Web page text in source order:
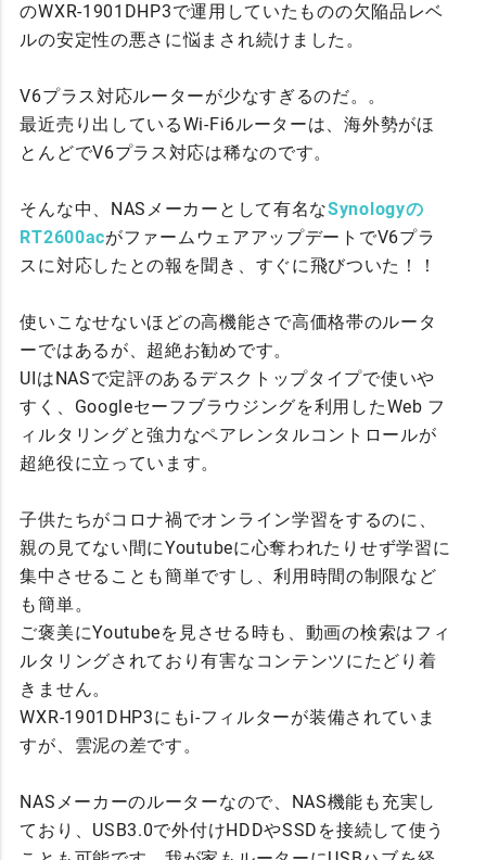
のWXR-1901DHP3で運用していたものの欠陥品レベ
ルの安定性の悪さに悩まされ続けました。
V6プラス対応ルーターが少なすぎるのだ。。
最近売り出しているWi-Fi6ルーターは、海外勢がほ
とんどでV6プラス対応は稀なのです。
そんな中、NASメーカーとして有名なSynologyの
RT2600acがファームウェアアップデートでV6プラ
スに対応したとの報を聞き、すぐに飛びついた！！
使いこなせないほどの高機能さで高価格帯のルータ
ーではあるが、超絶お勧めです。
UIはNASで定評のあるデスクトップタイプで使いや
すく、Googleセーフブラウジングを利用したWeb フ
ィルタリングと強力なペアレンタルコントロールが
超絶役に立っています。
子供たちがコロナ禍でオンライン学習をするのに、
親の見てない間にYoutubeに心奪われたりせず学習に
集中させることも簡単ですし、利用時間の制限など
も簡単。
ご褒美にYoutubeを見させる時も、動画の検索はフィ
ルタリングされており有害なコンテンツにたどり着
きません。
WXR-1901DHP3にもi-フィルターが装備されていま
すが、雲泥の差です。
NASメーカーのルーターなので、NAS機能も充実し
ており、USB3.0で外付けHDDやSSDを接続して使う